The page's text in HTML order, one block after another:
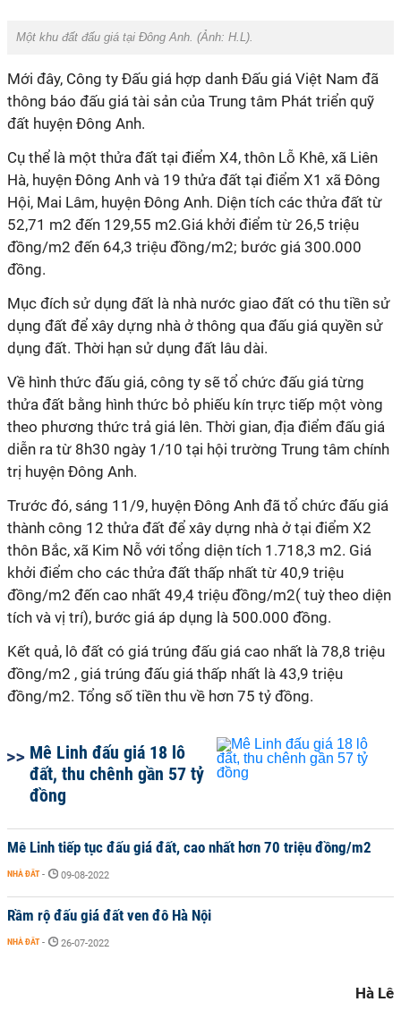
Một khu đất đấu giá tại Đông Anh. (Ảnh: H.L).
Mới đây, Công ty Đấu giá hợp danh Đấu giá Việt Nam đã
thông báo đấu giá tài sản của Trung tâm Phát triển quỹ
đất huyện Đông Anh.
Cụ thể là một thửa đất tại điểm X4, thôn Lỗ Khê, xã Liên
Hà, huyện Đông Anh và 19 thửa đất tại điểm X1 xã Đông
Hội, Mai Lâm, huyện Đông Anh. Diện tích các thửa đất từ
52,71 m2 đến 129,55 m2.Giá khởi điểm từ 26,5 triệu
đồng/m2 đến 64,3 triệu đồng/m2; bước giá 300.000
đồng.
Mục đích sử dụng đất là nhà nước giao đất có thu tiền sử
dụng đất để xây dựng nhà ở thông qua đấu giá quyền sử
dụng đất. Thời hạn sử dụng đất lâu dài.
Về hình thức đấu giá, công ty sẽ tổ chức đấu giá từng
thửa đất bằng hình thức bỏ phiếu kín trực tiếp một vòng
theo phương thức trả giá lên. Thời gian, địa điểm đấu giá
diễn ra từ 8h30 ngày 1/10 tại hội trường Trung tâm chính
trị huyện Đông Anh.
Trước đó, sáng 11/9, huyện Đông Anh đã tổ chức đấu giá
thành công 12 thửa đất để xây dựng nhà ở tại điểm X2
thôn Bắc, xã Kim Nỗ với tổng diện tích 1.718,3 m2. Giá
khởi điểm cho các thửa đất thấp nhất từ 40,9 triệu
đồng/m2 đến cao nhất 49,4 triệu đồng/m2( tuỳ theo diện
tích và vị trí), bước giá áp dụng là 500.000 đồng.
Kết quả, lô đất có giá trúng đấu giá cao nhất là 78,8 triệu
đồng/m2 , giá trúng đấu giá thấp nhất là 43,9 triệu
đồng/m2. Tổng số tiền thu về hơn 75 tỷ đồng.
Mê Linh đấu giá 18 lô
đất, thu chênh gần 57 tỷ
đồng
Mê Linh tiếp tục đấu giá đất, cao nhất hơn 70 triệu đồng/m2
NHÀ ĐẤT - 09-08-2022
Rầm rộ đấu giá đất ven đô Hà Nội
NHÀ ĐẤT - 26-07-2022
Hà Lê